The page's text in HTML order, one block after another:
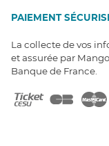
PAIEMENT
La collecte de vos
et assurée par
Banque de France.